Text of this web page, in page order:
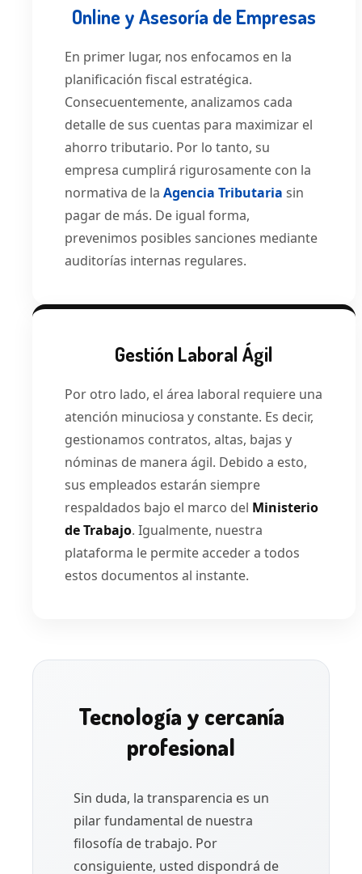
Online y Asesoría de Empresas
En primer lugar, nos enfocamos en la
planificación fiscal estratégica.
Consecuentemente, analizamos cada
detalle de sus cuentas para maximizar el
ahorro tributario. Por lo tanto, su
empresa cumplirá rigurosamente con la
normativa de la Agencia Tributaria sin
pagar de más. De igual forma,
prevenimos posibles sanciones mediante
auditorías internas regulares.
Gestión Laboral Ágil
Por otro lado, el área laboral requiere una
atención minuciosa y constante. Es decir,
gestionamos contratos, altas, bajas y
nóminas de manera ágil. Debido a esto,
sus empleados estarán siempre
respaldados bajo el marco del Ministerio
de Trabajo. Igualmente, nuestra
plataforma le permite acceder a todos
estos documentos al instante.
Tecnología y cercanía
profesional
Sin duda, la transparencia es un
pilar fundamental de nuestra
filosofía de trabajo. Por
consiguiente, usted dispondrá de